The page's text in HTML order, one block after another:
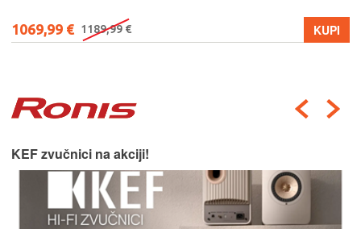
1069,99 € 1189,99 € KUPI
KEF zvučnici na akciji!